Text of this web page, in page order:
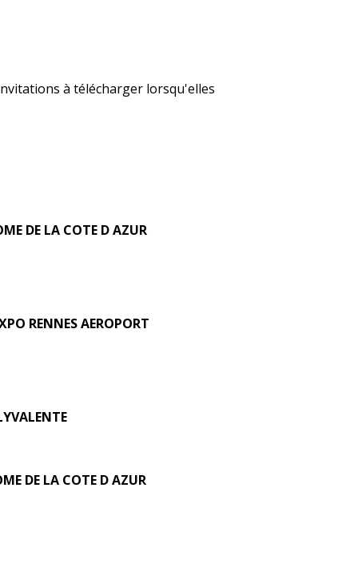
à télécharger lorsqu'elles
DE LA COTE D AZUR
RENNES AEROPORT
DE LA COTE D AZUR